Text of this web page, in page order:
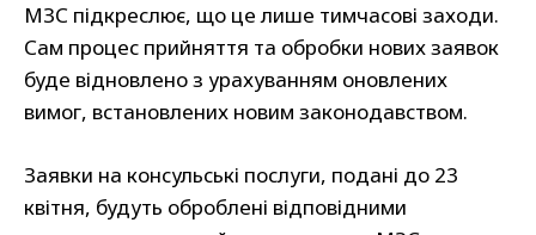
МЗС підкреслює, що це лише тимчасові заходи.
Сам процес прийняття та обробки нових заявок
буде відновлено з урахуванням оновлених
вимог, встановлених новим законодавством.
Заявки на консульські послуги, подані до 23
квітня, будуть оброблені відповідними